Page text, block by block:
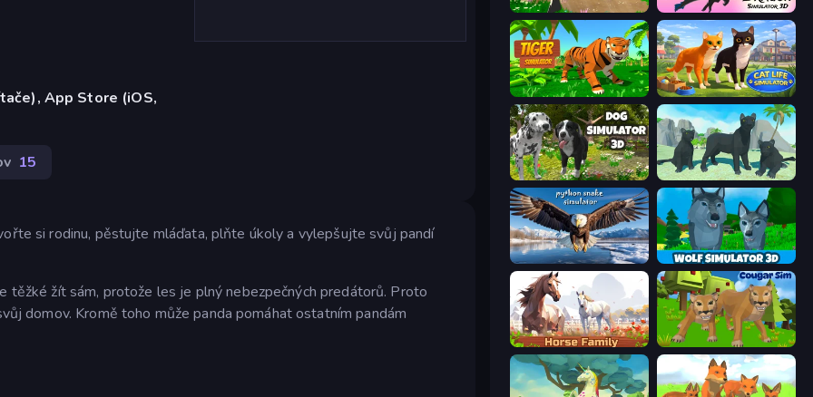
App Store (iOS,
15
si rodinu, pěstujte mláďata, plňte úkoly a vylepšujte svůj pandí
těžké žít sám, protože les je plný nebezpečných predátorů. Proto
domov. Kromě toho může panda pomáhat ostatním pandám
Parrot Simulator Dragon Simulator 3D
Tiger Simulator 3D Cat Life Simulator 3D
Dog Simulator 3D Panther Family Simulator 3D
Python Snake Simulator Wolf Simulator: Wild Animals 3D
Horse Simulator 3D Cougar Simulator: Big Cats